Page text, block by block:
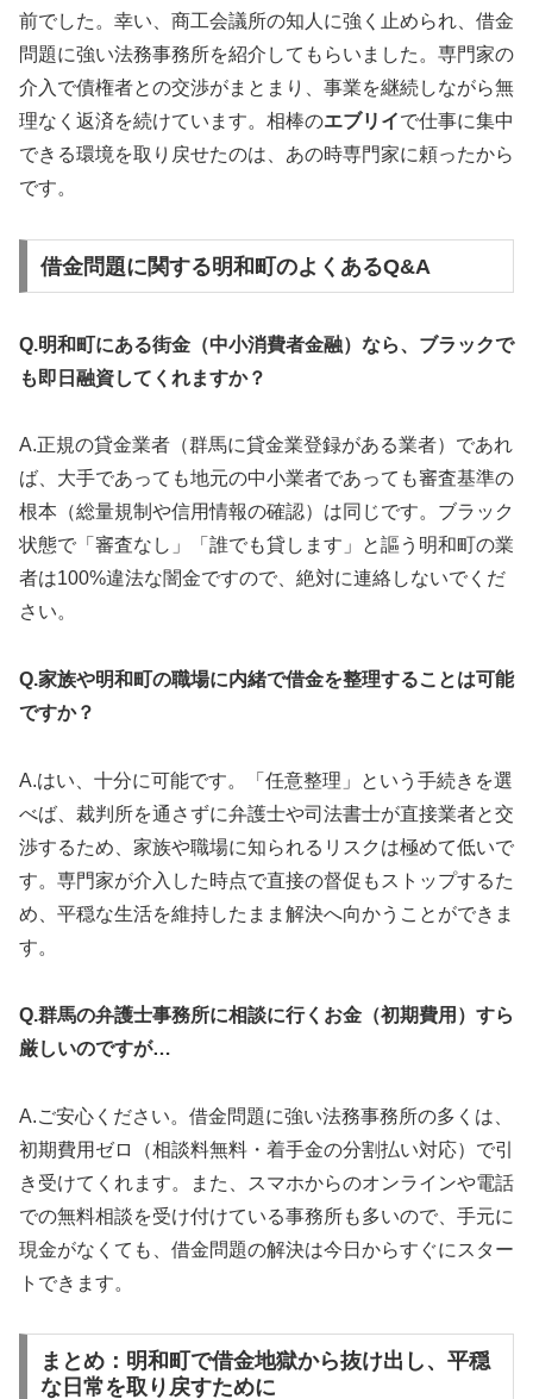
前でした。幸い、商工会議所の知人に強く止められ、借金
問題に強い法務事務所を紹介してもらいました。専門家の
介入で債権者との交渉がまとまり、事業を継続しながら無
理なく返済を続けています。相棒のエブリイで仕事に集中
できる環境を取り戻せたのは、あの時専門家に頼ったから
です。
借金問題に関する明和町のよくあるQ&A
Q.明和町にある街金（中小消費者金融）なら、ブラックで
も即日融資してくれますか？
A.正規の貸金業者（群馬に貸金業登録がある業者）であれ
ば、大手であっても地元の中小業者であっても審査基準の
根本（総量規制や信用情報の確認）は同じです。ブラック
状態で「審査なし」「誰でも貸します」と謳う明和町の業
者は100%違法な闇金ですので、絶対に連絡しないでくだ
さい。
Q.家族や明和町の職場に内緒で借金を整理することは可能
ですか？
A.はい、十分に可能です。「任意整理」という手続きを選
べば、裁判所を通さずに弁護士や司法書士が直接業者と交
渉するため、家族や職場に知られるリスクは極めて低いで
す。専門家が介入した時点で直接の督促もストップするた
め、平穏な生活を維持したまま解決へ向かうことができま
す。
Q.群馬の弁護士事務所に相談に行くお金（初期費用）すら
厳しいのですが…
A.ご安心ください。借金問題に強い法務事務所の多くは、
初期費用ゼロ（相談料無料・着手金の分割払い対応）で引
き受けてくれます。また、スマホからのオンラインや電話
での無料相談を受け付けている事務所も多いので、手元に
現金がなくても、借金問題の解決は今日からすぐにスター
トできます。
まとめ：明和町で借金地獄から抜け出し、平穏
な日常を取り戻すために